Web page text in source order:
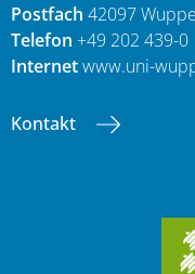
Postfach 42097
Telefon +49 202 439-0
Internetwww.uni-
Kontakt